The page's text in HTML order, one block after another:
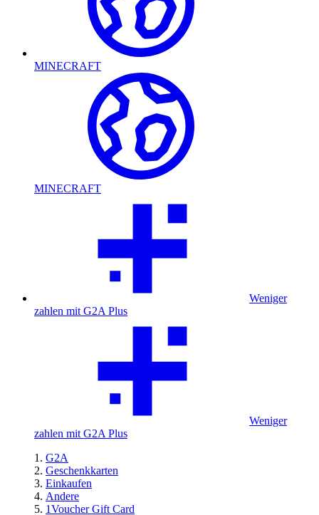
MINECRAFT
MINECRAFT
Weniger
zahlen mit G2A Plus
Weniger
zahlen mit G2A Plus
G2A
Geschenkkarten
Einkaufen
Andere
1Voucher Gift Card